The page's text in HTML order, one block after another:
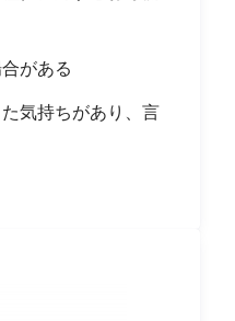
がある
気持ちがあり、言